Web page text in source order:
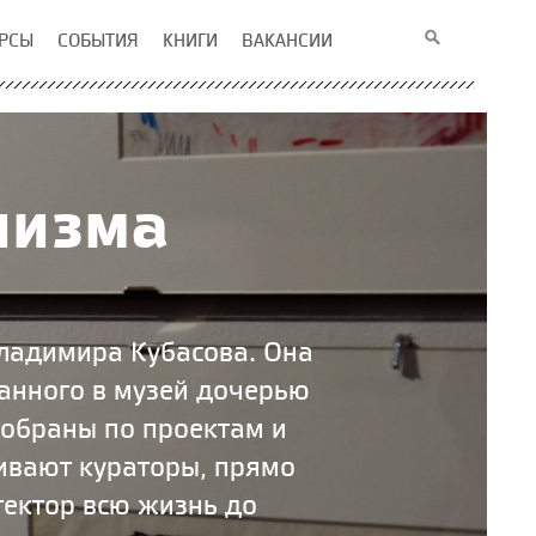
СОБЫТИЯ КНИГИ ВАКАНСИИ
Кубасова. Она
в музей дочерью
по проектам и
кураторы, прямо
всю жизнь до